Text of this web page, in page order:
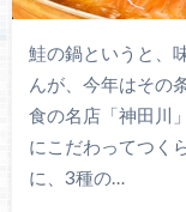
鮭の鍋というと、
んが、今年はその
食の名店「神田川
にこだわってつく
に、3種の…